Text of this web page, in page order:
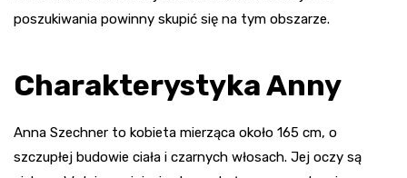
poszukiwania powinny skupić się na tym obszarze.
Charakterystyka Anny
Anna Szechner to kobieta mierząca około 165 cm, o
szczupłej budowie ciała i czarnych włosach. Jej oczy są